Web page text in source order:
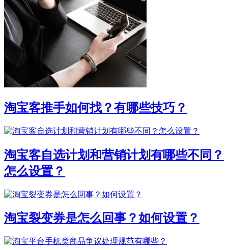
淘宝客推手如何找？有哪些技巧？
淘宝客自选计划和营销计划有哪些不同？
怎么设置？
淘宝裂变券是怎么回事？如何设置？